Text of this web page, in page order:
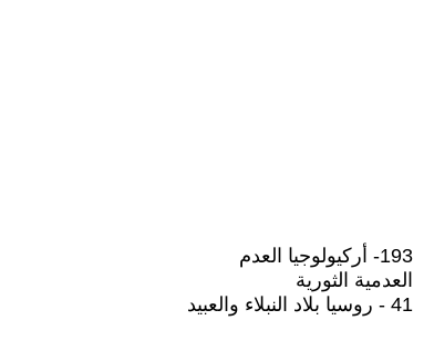
193- أركيولوجيا العدم
العدمية الثورية
41 - روسيا بلاد النبلاء والعبيد